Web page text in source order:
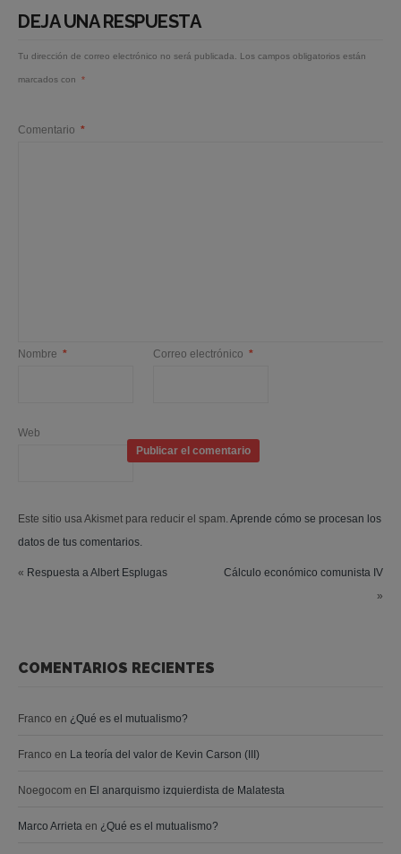
DEJA UNA RESPUESTA
Tu dirección de correo electrónico no será publicada. Los campos obligatorios están
marcados con *
Comentario *
Nombre * Correo electrónico *
Web
Este sitio usa Akismet para reducir el spam. Aprende cómo se procesan los
datos de tus comentarios.
« Respuesta a Albert Esplugas
Cálculo económico comunista IV
»
COMENTARIOS RECIENTES
Franco en ¿Qué es el mutualismo?
Franco en La teoría del valor de Kevin Carson (III)
Noegocom en El anarquismo izquierdista de Malatesta
Marco Arrieta en ¿Qué es el mutualismo?